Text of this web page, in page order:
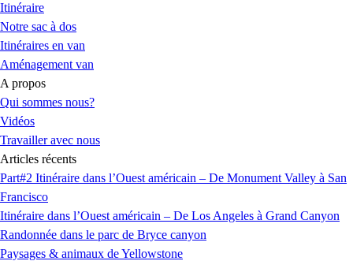
Itinéraire
Notre sac à dos
Itinéraires en van
Aménagement van
A propos
Qui sommes nous?
Vidéos
Travailler avec nous
Articles récents
Part#2 Itinéraire dans l’Ouest américain – De Monument Valley à San
Francisco
Itinéraire dans l’Ouest américain – De Los Angeles à Grand Canyon
Randonnée dans le parc de Bryce canyon
Paysages & animaux de Yellowstone